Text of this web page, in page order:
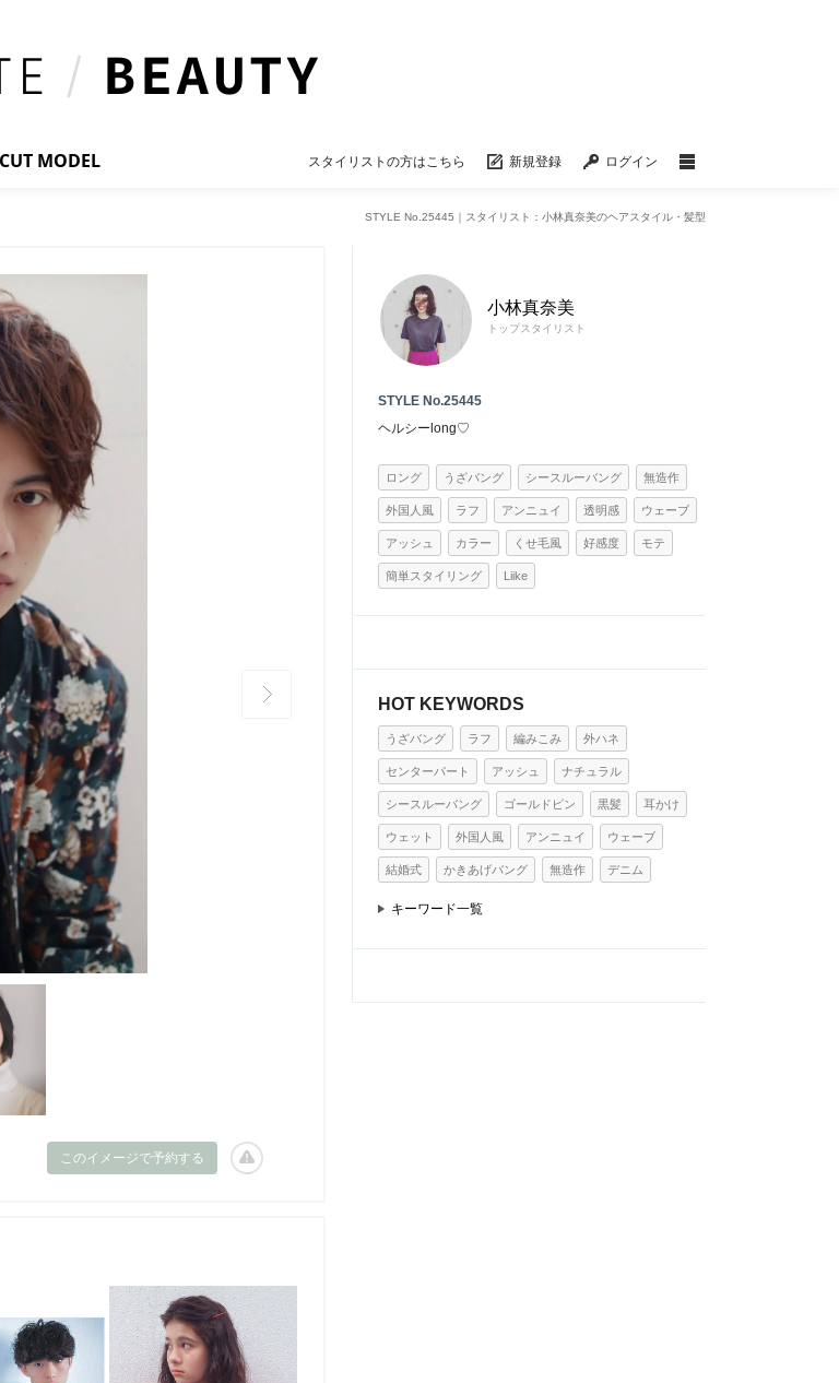
CUT MODEL スタイリストの方はこちら 新規登録 ログイン
STYLE No.25445｜スタイリスト：小林真奈美のヘアスタイル・髪型
このイメージで予約する
小林真奈美
トップスタイリスト
STYLE No.25445
ヘルシーlong♡
ロング うざバング シースルーバング 無造作
外国人風 ラフ アンニュイ 透明感 ウェーブ
アッシュ カラー くせ毛風 好感度 モテ
簡単スタイリング Liike
HOT KEYWORDS
うざバング ラフ 編みこみ 外ハネ
センターパート アッシュ ナチュラル
シースルーバング ゴールドピン 黒髪 耳かけ
ウェット 外国人風 アンニュイ ウェーブ
結婚式 かきあげバング 無造作 デニム
キーワード一覧